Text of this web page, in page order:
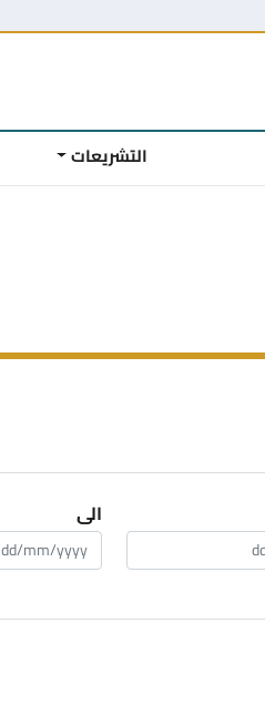
التشريعات
الى